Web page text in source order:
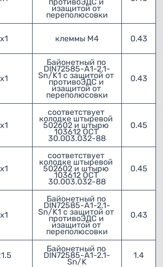
изащитой от
переполюсовки
клеммы М4 0.43
Байонетный по
DIN72585-А1-2.1-
Sn/K1 с защитой от
противоЭДС и
изащитой от
переполюсовки
0.43
соответствует
колодке штыревой
502602 и штырю
103612 ОСТ
30.003.032-88
0.45
соответствует
колодке штыревой
502602 и штырю
103612 ОСТ
30.003.032-88
0.45
Байонетный по
DIN72585-А1-2.1-
Sn/K1 с защитой от
противоЭДС и
изащитой от
переполюсовки
0.43
Байонетный по
DIN72585-А1-2.1-
Sn/K
1.4